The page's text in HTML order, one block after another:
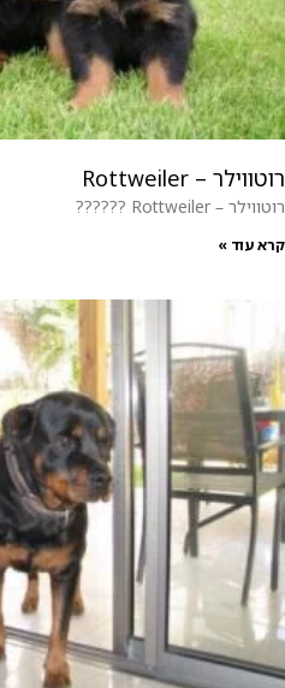
רוטווילר – Rottweiler
רוטווילר – Rottweiler ??????
קרא עוד »